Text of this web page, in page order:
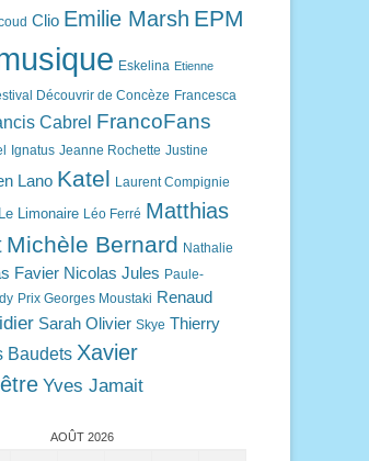
Clio Emilie Marsh EPM
Eskelina Etienne
Découvrir de Concèze Francesca
Cabrel FrancoFans
Ignatus Jeanne Rochette Justine
Lano Katel Laurent Compignie
Le Limonaire Léo Ferré Matthias
Michèle Bernard Nathalie
Favier Nicolas Jules Paule-
Prix Georges Moustaki Renaud
Sarah Olivier Skye Thierry
Baudets Xavier
Yves Jamait
AOÛT 2026